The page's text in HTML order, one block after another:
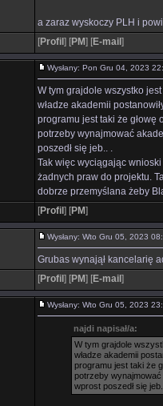
a zaraz wyskoczy PLH i
[Profil ] [PM] [E-mail ]
Wysłany: Pon Gru 04, 2023
W tym grajdole wszystko
władze akademii
programu jest taki że głowę
potrzeby wynajmować
poszedł się jeb.. .
Tak więc wyciągając
żadnych praw do projektu.
dobrze przemyślana żeby
[Profil ] [PM]
Wysłany: Wto Gru 05, 2023
Grubas wynajął kancelarię
[Profil ] [PM] [E-mail ]
Wysłany: Wto Gru 05, 2023
najdi napisał/a:
W tym grajdole
władze akademii
programu jest taki że
potrzeby wynajmować
wprost poszedł się jeb..